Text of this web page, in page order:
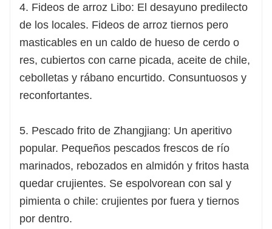
4. Fideos de arroz Libo: El desayuno predilecto
de los locales. Fideos de arroz tiernos pero
masticables en un caldo de hueso de cerdo o
res, cubiertos con carne picada, aceite de chile,
cebolletas y rábano encurtido. Consuntuosos y
reconfortantes.
5. Pescado frito de Zhangjiang: Un aperitivo
popular. Pequeños pescados frescos de río
marinados, rebozados en almidón y fritos hasta
quedar crujientes. Se espolvorean con sal y
pimienta o chile: crujientes por fuera y tiernos
por dentro.